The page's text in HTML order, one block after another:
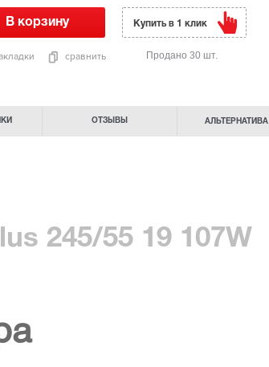
сравнить
Купить в 1 клик
Продано 30 шт.
ОТЗЫВЫ АЛЬТЕРНАТИВА
245/55 19 107W